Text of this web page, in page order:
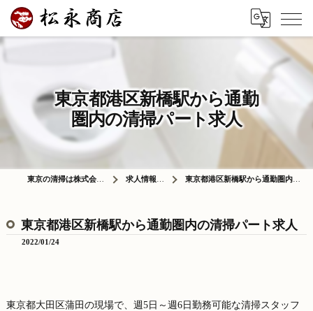
東京都港区新橋駅から通勤
圏内の清掃パート求人
東京の清掃は株式会社松永商店 求人情報ブログ 東京都港区新橋駅から通勤圏内の清掃パート求人
東京都港区新橋駅から通勤圏内の清掃パート求人
2022/01/24
東京都大田区蒲田の現場で、週5日～週6日勤務可能な清掃スタッフ